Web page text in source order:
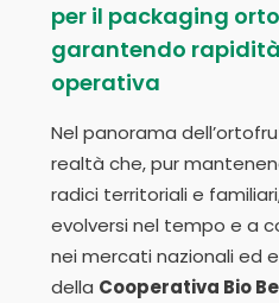
per il packaging
garantendo
operativa
Nel panorama
realtà che, pur
radici territoriali e
evolversi nel tempo e a
nei mercati nazionali ed
della Cooperativa Bio